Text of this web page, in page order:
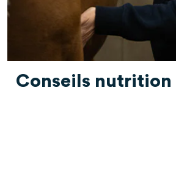
Conseils nutrition